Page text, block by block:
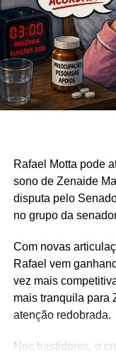
Rafael Motta pode
sono de Zenaide
disputa pelo
no grupo da
Com novas
Rafael vem
vez mais
mais tranquila para
atenção redobrada.
Nos bastidores, o